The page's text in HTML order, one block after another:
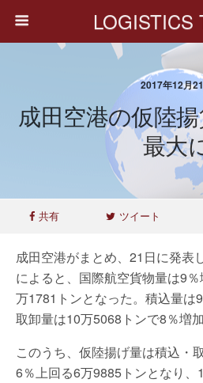
LOGISTICS
2017年12月
成田空港の仮陸
最大
共有 ツイート
成田空港がまとめ、21日に発表
によると、国際航空貨物量は9
万1781トンとなった。積込量は
取卸量は10万5068トンで8％増加
このうち、仮陸揚げ量は積込・
6％上回る6万9885トンとなり